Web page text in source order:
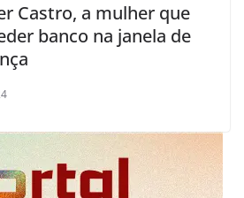
Castro, a mulher que
banco na janela de